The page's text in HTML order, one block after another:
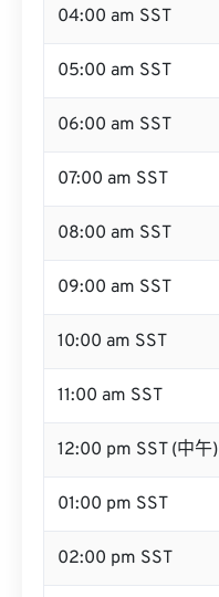
04:00 am SST
05:00 am SST
06:00 am SST
07:00 am SST
08:00 am SST
09:00 am SST
10:00 am SST
11:00 am SST
12:00 pm SST (中午)
01:00 pm SST
02:00 pm SST